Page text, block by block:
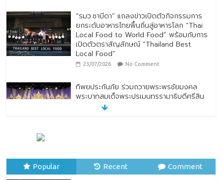
“รมว.ซาบีดา” แถลงข่าวเปิดตัวกิจกรรมการ
ยกระดับอาหารไทยพื้นถิ่นสู่อาหารโลก “Thai
Local Food to World Food” พร้อมกับการ
เปิดตัวตราสัญลักษณ์ “Thailand Best
Local Food”
23/07/2026 No Comment
ทิพยประกันภัย ร่วมถวายพระพรชัยมงคล
พระบาทสมเด็จพระปรเมนทรรามาธิบดีศรีสิน
ทรมหาวชิราลงกรณ พระวชิรเกล้าเจ้าอยู่หัว
เชิงกลยุทธ์ ยกระดับบริการดิจิทัลและการเข้า
ถึงประกันภัยเพื่อประชาชน
Popular Recent Comment